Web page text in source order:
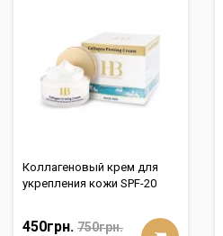
Коллагеновый крем для
укрепления кожи SPF-20
450грн. 750грн.